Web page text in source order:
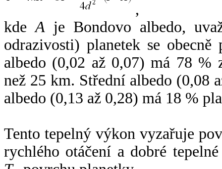
,
kdeA je Bondovo albedo,
odrazivosti) planetek se
albedo (0,02 až 0,07) má 78 %
než 25 km. Střední albedo (0,08
albedo (0,13 až 0,28) má 18 %
Tento tepelný výkon vyzařuje
rychlého otáčení a dobré